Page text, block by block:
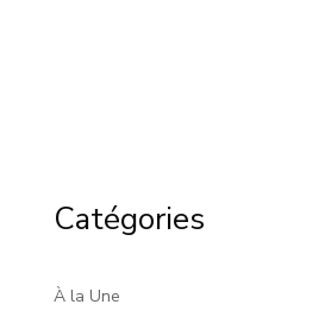
Catégories
À la Une